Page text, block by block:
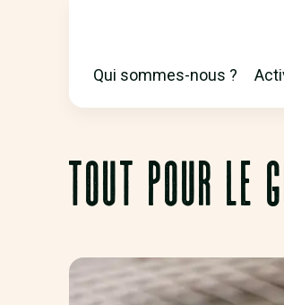
MAIN
NAVIGATION
Qui sommes-nous ?
TOUT POUR LE